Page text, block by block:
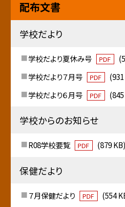
配布文書
学校だより
学校だより夏休み号 PDF
学校だより７月号
PDF
学校だより６月号
PDF
学校からのお知らせ
R08学校要覧 PDF (879 KB)
保健だより
７月保健だより PDF
(554